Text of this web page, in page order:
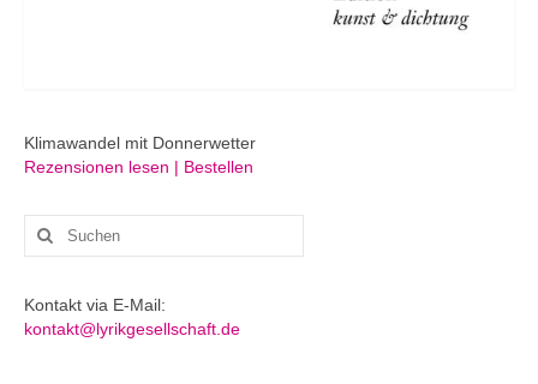
Klimawandel mit Donnerwetter
Rezensionen lesen | Bestellen
Suchen
nach:
Kontakt via E-Mail:
kontakt@lyrikgesellschaft.de